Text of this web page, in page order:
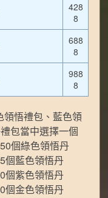
428
8
688
8
988
8
領悟禮包、藍色領
包當中選擇一個
個綠色領悟丹
個藍色領悟丹
個紫色領悟丹
個金色領悟丹